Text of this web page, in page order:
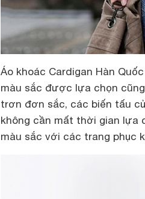
Áo khoác Cardigan Hàn
màu sắc được lựa chọn
trơn đơn sắc, các biến tấu
không cần mất thời gian lựa
màu sắc với các trang phục